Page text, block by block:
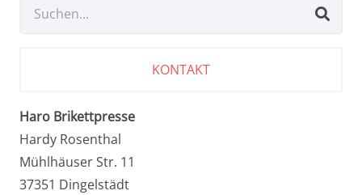
KONTAKT
Haro Brikettpresse
Hardy Rosenthal
Mühlhäuser Str. 11
37351 Dingelstädt